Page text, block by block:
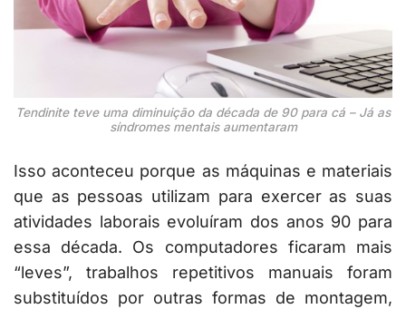
Tendinite teve uma diminuição da década de 90 para cá – Já as
síndromes mentais aumentaram
Isso aconteceu porque as máquinas e materiais
que as pessoas utilizam para exercer as suas
atividades laborais evoluíram dos anos 90 para
essa década. Os computadores ficaram mais
“leves”, trabalhos repetitivos manuais foram
substituídos por outras formas de montagem,